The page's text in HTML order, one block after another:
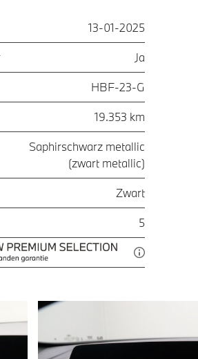
13-01-2025
Ja
HBF-23-G
19.353 km
Saphirschwarz metallic
(zwart metallic)
Zwart
5